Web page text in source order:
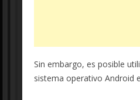
Sin embargo, es posible
sistema operativo Android